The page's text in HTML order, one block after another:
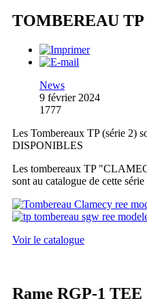
TOMBEREAU TP
News
9 février 2024
1777
Les Tombereaux TP (série 2)
DISPONIBLES
Les tombereaux TP
sont au catalogue de cette série
Voir le catalogue
Rame RGP-1 TEE